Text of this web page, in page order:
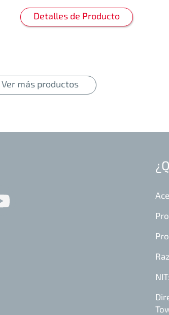
Detalles de Producto
Ver más productos